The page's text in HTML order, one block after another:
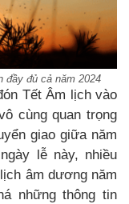
đầy đủ cả năm 2024
Tết Âm lịch vào
cùng quan trọng
giao giữa năm
lễ này, nhiều
âm dương năm
những thông tin